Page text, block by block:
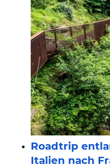
Roadtrip
Italien nach